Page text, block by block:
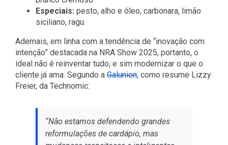
Especiais: pesto, alho e óleo, carbonara, limão
siciliano, ragu.
Ademais, em linha com a tendência de “inovação com
intenção” destacada na NRA Show 2025, portanto, o
ideal não é reinventar tudo, e sim modernizar o que o
cliente já ama. Segundo a Galunion, como resume Lizzy
Freier, da Technomic:
“Não estamos defendendo grandes
reformulações de cardápio, mas